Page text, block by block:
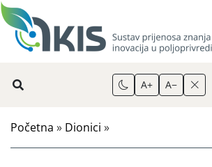
A+ A−
Početna » Dionici »